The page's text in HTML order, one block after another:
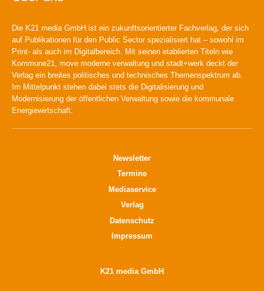
Die K21 media GmbH ist ein zukunftsorientierter Fachverlag, der sich
auf Publikationen für den Public Sector spezialisiert hat – sowohl im
Print- als auch im Digitalbereich. Mit seinen etablierten Titeln wie
Kommune21, move moderne verwaltung und stadt+werk deckt der
Verlag ein breites politisches und technisches Themenspektrum ab.
Im Mittelpunkt stehen dabei stets die Digitalisierung und
Modernisierung der öffentlichen Verwaltung sowie die kommunale
Energiewirtschaft.
Newsletter
Termine
Mediaservice
Verlag
Datenschutz
Impressum
K21 media GmbH